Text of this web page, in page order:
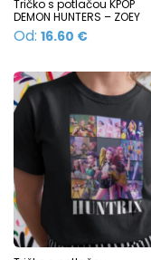
Tričko s potlačou KPOP
DEMON HUNTERS – ZOEY
Od: 16.60 €